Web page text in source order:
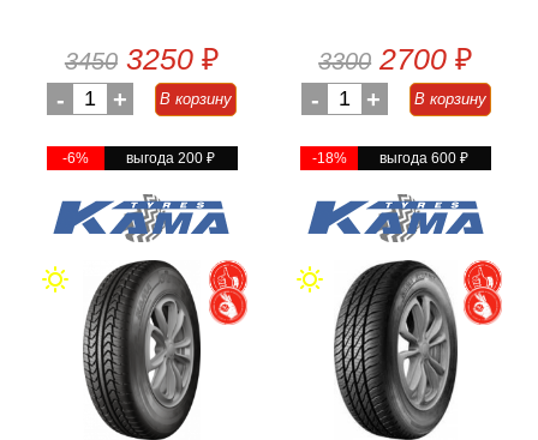
3450 3250 ₽
- 1 + В корзину
-6% выгода 200₽
3300 2700 ₽
- 1 + В корзину
-18% выгода 600₽